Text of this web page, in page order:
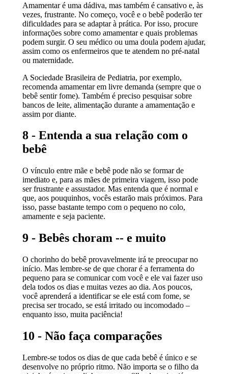
Amamentar é uma dádiva, mas também é cansativo e, às
vezes, frustrante. No começo, você e o bebê poderão ter
dificuldades para se adaptar à prática. Por isso, procure
informações sobre como amamentar e quais problemas
podem surgir. O seu médico ou uma doula podem ajudar,
assim como os enfermeiros que te atendem no pré-natal
ou maternidade.
A Sociedade Brasileira de Pediatria, por exemplo,
recomenda amamentar em livre demanda (sempre que o
bebê sentir fome). Também é preciso pesquisar sobre
bancos de leite, alimentação durante a amamentação e
assim por diante.
8 - Entenda a sua relação com o
bebê
O vínculo entre mãe e bebê pode não se formar de
imediato e, para as mães de primeira viagem, isso pode
ser frustrante e assustador. Mas entenda que é normal e
que, aos pouquinhos, vocês estarão mais próximos. Para
isso, passe bastante tempo com o pequeno no colo,
amamente e seja paciente.
9 - Bebês choram -- e muito
O chorinho do bebê provavelmente irá te preocupar no
início. Mas lembre-se de que chorar é a ferramenta do
pequeno para se comunicar com você e ele vai fazer uso
dela todos os dias e muitas vezes ao dia. Aos poucos,
você aprenderá a identificar se ele está com fome, se
precisa ser trocado, se está irritado ou incomodado –
enquanto isso, muita paciência!
10 - Não faça comparações
Lembre-se todos os dias de que cada bebê é único e se
desenvolve no próprio ritmo. Não importa se o filho da